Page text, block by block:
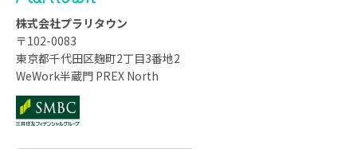
株式会社プラリタウン
〒102-0083
東京都千代田区麹町2丁目3番地2
WeWork半蔵門 PREX North